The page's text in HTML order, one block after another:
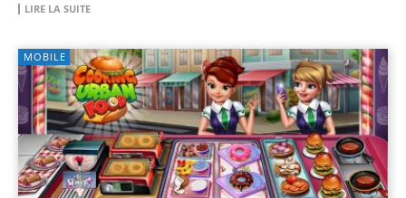
LIRE LA SUITE
MOBILE